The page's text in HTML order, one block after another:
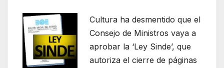
Cultura ha desmentido que el
Consejo de Ministros vaya a
aprobar la ‘Ley Sinde’, que
autoriza el cierre de páginas